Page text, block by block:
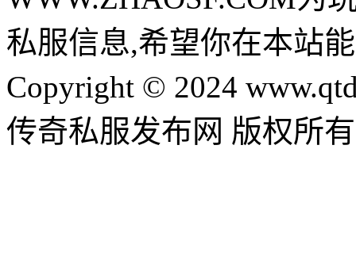
私服信息,希望你在本站
Copyright © 2024
传奇私服发布网 版权所有